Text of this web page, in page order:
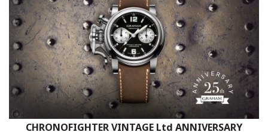
CHRONOFIGHTER VINTAGE Ltd ANNIVERSARY